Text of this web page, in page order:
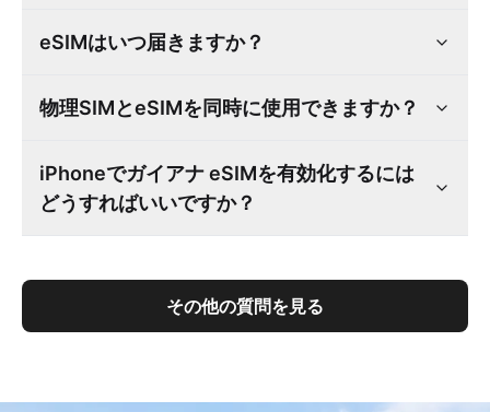
eSIMはいつ届きますか？
物理SIMとeSIMを同時に使用できますか？
iPhoneでガイアナ eSIMを有効化するには
どうすればいいですか？
その他の質問を見る